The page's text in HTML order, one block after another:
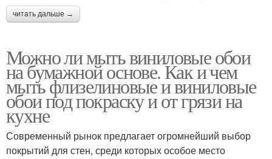
читать дальше →
Можно ли мыть виниловые обои
на бумажной основе. Как и чем
мыть флизелиновые и виниловые
обои под покраску и от грязи на
кухне
Современный рынок предлагает огромнейший выбор
покрытий для стен, среди которых особое место